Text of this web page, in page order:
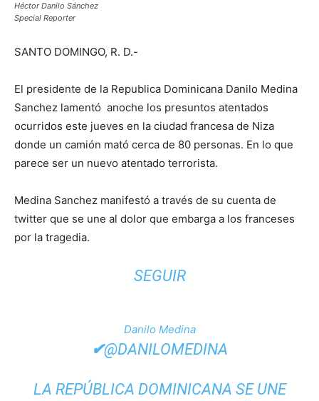
Héctor Danilo Sánchez
Special Reporter
SANTO DOMINGO, R. D.-
El presidente de la Republica Dominicana Danilo Medina
Sanchez lamentó anoche los presuntos atentados
ocurridos este jueves en la ciudad francesa de Niza
donde un camión mató cerca de 80 personas. En lo que
parece ser un nuevo atentado terrorista.
Medina Sanchez manifestó a través de su cuenta de
twitter que se une al dolor que embarga a los franceses
por la tragedia.
SEGUIR
Danilo Medina
✔@DANILOMEDINA
LA REPÚBLICA DOMINICANA SE UNE